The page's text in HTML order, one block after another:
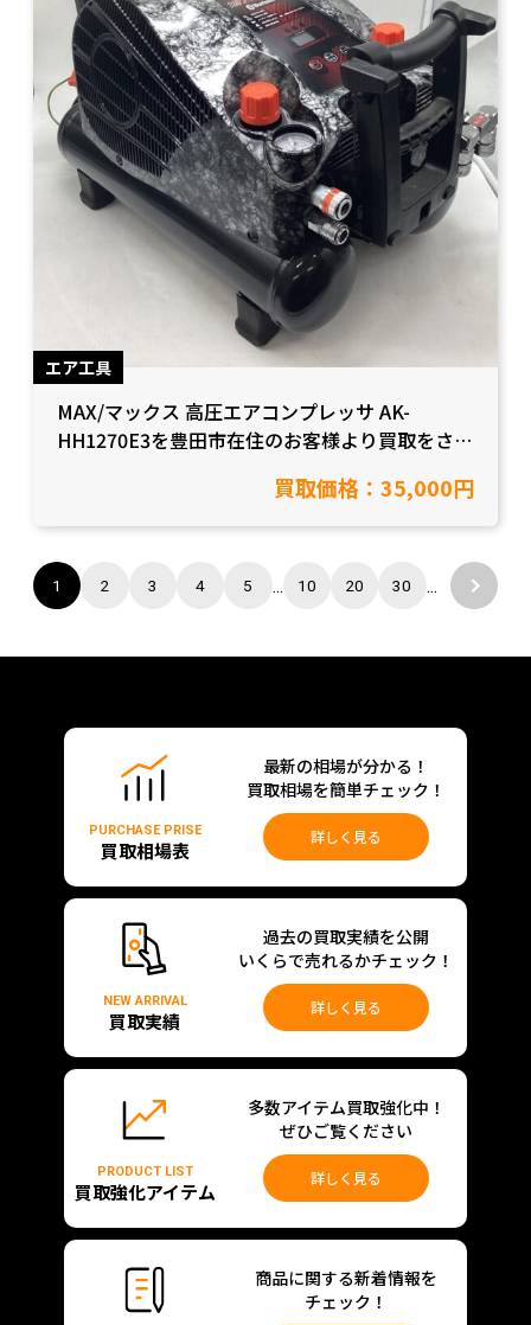
エア工具
MAX/マックス 高圧エアコンプレッサ AK-
HH1270E3を豊田市在住のお客様より買取をさせ
買取価格：35,000円
1 2 3 4 5 ... 10 20 30 ...
PURCHASE PRISE
買取相場表
最新の相場が分かる！
買取相場を簡単チェック！
詳しく見る
NEW ARRIVAL
買取実績
過去の買取実績を公開
いくらで売れるかチェック！
詳しく見る
PRODUCT LIST
買取強化アイテム
多数アイテム買取強化中！
ぜひご覧ください
詳しく見る
商品に関する新着情報を
チェック！